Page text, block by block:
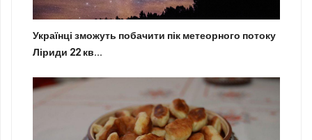
Українці зможуть побачити пік метеорного потоку
Ліриди 22 кв...